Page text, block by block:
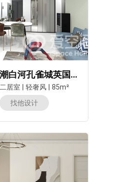
潮白河孔雀城英国宫二期85㎡两居室现代轻奢风装修案例
二居室 轻奢风
85m²
找他设计